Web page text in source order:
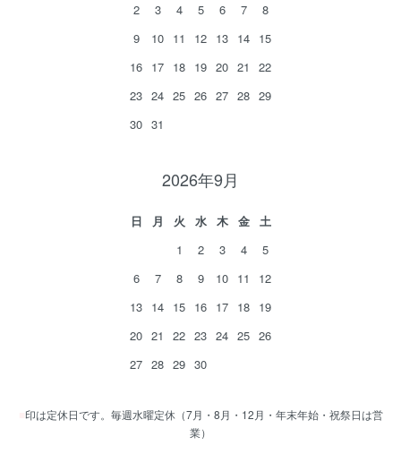
2
3 4 5 6 7
8
9
10 11 12 13 14 15
16 17 18 19 20 21
22
23 24 25 26 27 28 29
30 31
2026年9月
日 月 火 水 木 金
土
1
2 3 4
5
6
7 8 9 10 11
12
13 14 15 16 17 18 19
20 21 22 23 24 25 26
27 28 29 30
印は定休日です。毎週水曜定休（7月・8月・12月・年末年始・祝祭日は営
業）